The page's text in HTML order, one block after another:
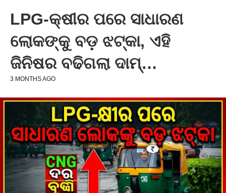
LPG-କ୍ଷୀର ପରେ ସାଧାରଣ
ଲୋକଙ୍କୁ ବଡ଼ ଝଟ୍‌କା, ଏହି
ଜିନିଷର ବଢିଗଲା ଦାମ୍‌…
3 MONTHS AGO